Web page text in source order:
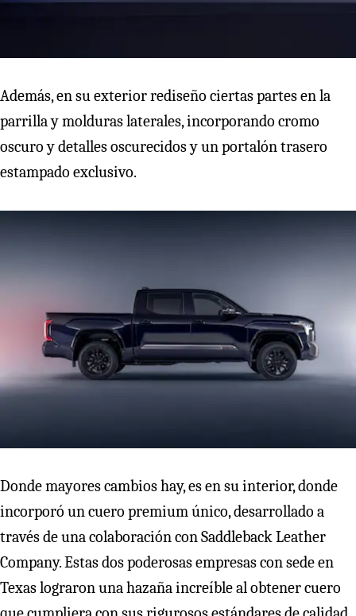
Además, en su exterior rediseño ciertas partes en la
parrilla y molduras laterales, incorporando cromo
oscuro y detalles oscurecidos y un portalón trasero
estampado exclusivo.
Donde mayores cambios hay, es en su interior, donde
incorporó un cuero premium único, desarrollado a
través de una colaboración con Saddleback Leather
Company. Estas dos poderosas empresas con sede en
Texas lograron una hazaña increíble al obtener cuero